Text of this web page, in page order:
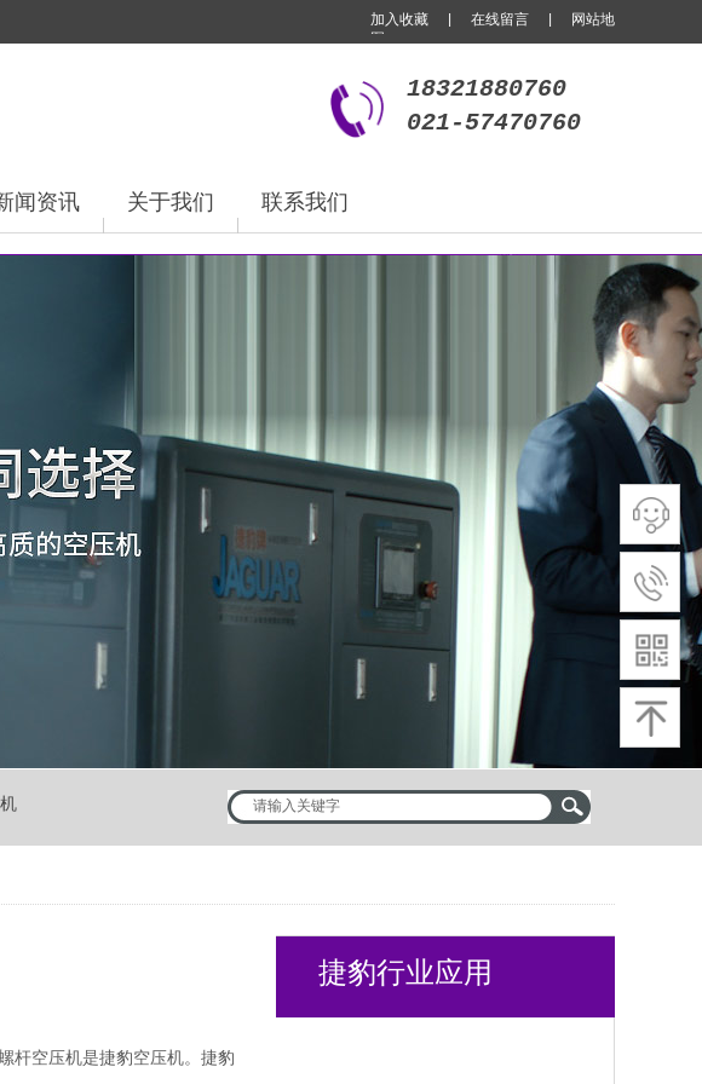
加入收藏 | 在线留言 | 网站地
图
18321880760
021-57470760
闻资讯 关于我们 联系我们
空压机是捷豹空压机。捷豹
捷豹行业应用